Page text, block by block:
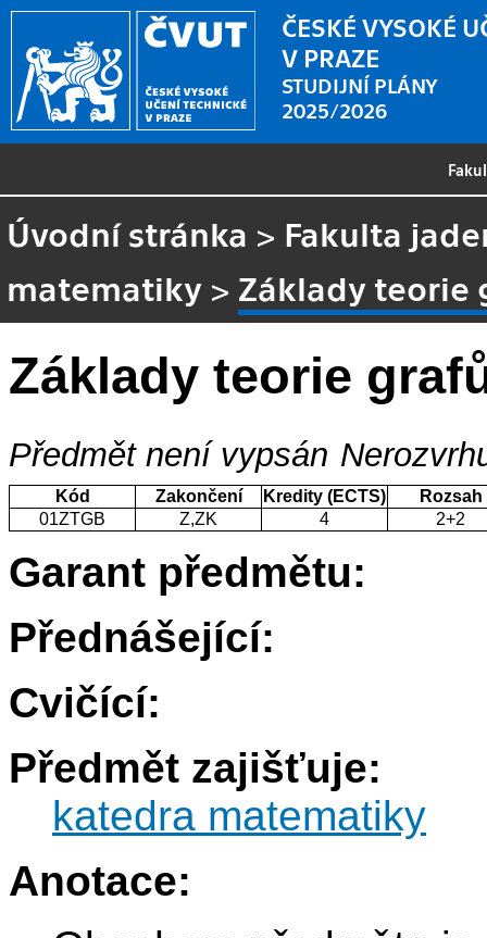
ČESKÉ VYSOKÉ
V PRAZE
STUDIJNÍ PLÁNY
2025/2026
Úvodní stránka > Fakulta
matematiky > Základy teorie
Základy teorie
Předmět není vypsán
Kód Zakončení Kredity (ECTS)
Rozsah
01ZTGB
Z,ZK 4 2+2
Garant předmětu:
Přednášející:
Cvičící:
Předmět zajišťuje:
katedra matematiky
Anotace: